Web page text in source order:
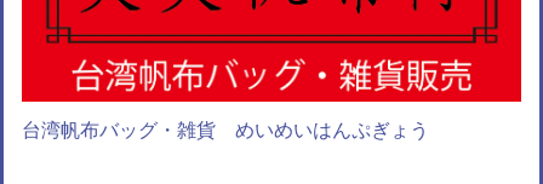
台湾帆布バッグ・雑貨 めいめいはんぷぎょう